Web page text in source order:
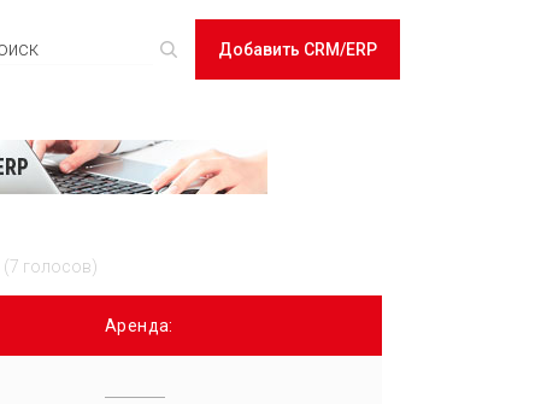
Добавить CRM/ERP
(7 голосов)
Аренда: